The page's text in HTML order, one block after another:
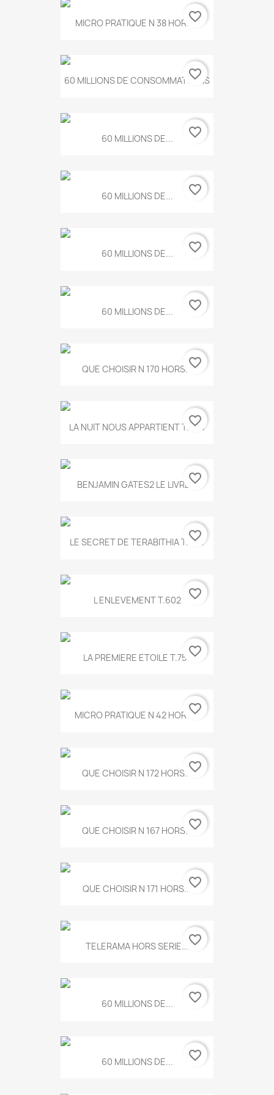
MICRO PRATIQUE N 38 HORS...
favorite_border
60 MILLIONS DE CONSOMMATEURS
favorite_border
60 MILLIONS DE... favorite_border
60 MILLIONS DE... favorite_border
60 MILLIONS DE... favorite_border
60 MILLIONS DE... favorite_border
QUE CHOISIR N 170 HORS...favorite_border
LA NUIT NOUS APPARTIENT T.634
favorite_border
BENJAMIN GATES2 LE LIVRE...
favorite_border
LE SECRET DE TERABITHIA T.560
favorite_border
L ENLEVEMENT T.602 favorite_border
LA PREMIERE ETOILE T.755favorite_border
MICRO PRATIQUE N 42 HORS...
favorite_border
QUE CHOISIR N 172 HORS...favorite_border
QUE CHOISIR N 167 HORS...favorite_border
QUE CHOISIR N 171 HORS...favorite_border
TELERAMA HORS SERIE...favorite_border
60 MILLIONS DE... favorite_border
60 MILLIONS DE... favorite_border